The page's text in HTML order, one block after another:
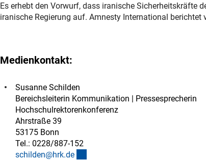
Es erhebt den Vorwurf, dass iranische Sicherheitskräfte
iranische Regierung auf. Amnesty International berichtet
Medienkontakt:
Susanne Schilden
Bereichsleiterin Kommunikation | Pressesprecherin
Hochschulrektorenkonferenz
Ahrstraße 39
53175 Bonn
Tel.: 0228/887-152
schilden@hrk.de